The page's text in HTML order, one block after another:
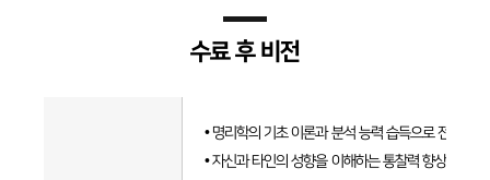
수료 후 비전
• 명리학의 기초 이론과 분석 능력 습득으로 전문성
• 자신과 타인의 성향을 이해하는 통찰력 향상